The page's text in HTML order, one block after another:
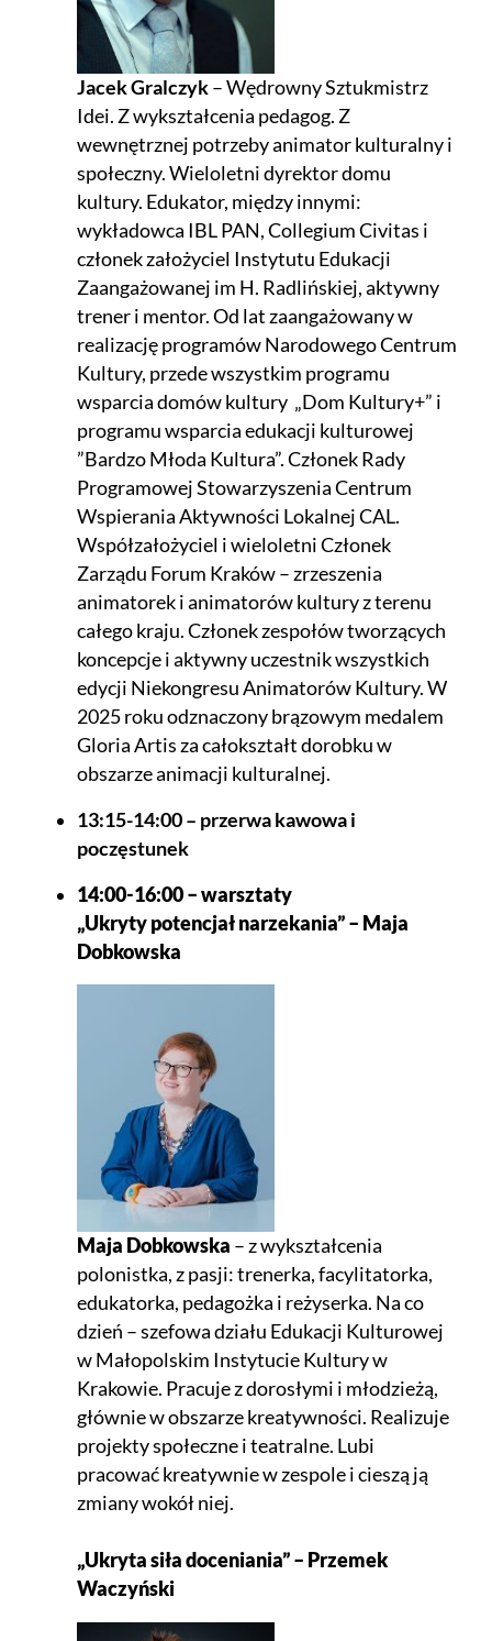
Jacek Gralczyk– Wędrowny Sztukmistrz
Idei. Z wykształcenia pedagog. Z
wewnętrznej potrzeby animator kulturalny i
społeczny. Wieloletni dyrektor domu
kultury. Edukator, między innymi:
wykładowca IBL PAN, Collegium Civitas i
członek założyciel Instytutu Edukacji
Zaangażowanej im H. Radlińskiej, aktywny
trener i mentor. Od lat zaangażowany w
realizację programów Narodowego Centrum
Kultury, przede wszystkim programu
wsparcia domów kultury „Dom Kultury+” i
programu wsparcia edukacji kulturowej
”Bardzo Młoda Kultura”. Członek Rady
Programowej Stowarzyszenia Centrum
Wspierania Aktywności Lokalnej CAL.
Współzałożyciel i wieloletni Członek
Zarządu Forum Kraków – zrzeszenia
animatorek i animatorów kultury z terenu
całego kraju. Członek zespołów tworzących
koncepcje i aktywny uczestnik wszystkich
edycji Niekongresu Animatorów Kultury. W
2025 roku odznaczony brązowym medalem
Gloria Artis za całokształt dorobku w
obszarze animacji kulturalnej.
13:15-14:00 – przerwa kawowa i
poczęstunek
14:00-16:00 – warsztaty
„Ukryty potencjał narzekania” – Maja
Dobkowska
Maja Dobkowska – z wykształcenia
polonistka, z pasji: trenerka, facylitatorka,
edukatorka, pedagożka i reżyserka. Na co
dzień – szefowa działu Edukacji Kulturowej
w Małopolskim Instytucie Kultury w
Krakowie. Pracuje z dorosłymi i młodzieżą,
głównie w obszarze kreatywności. Realizuje
projekty społeczne i teatralne. Lubi
pracować kreatywnie w zespole i cieszą ją
zmiany wokół niej.
„Ukryta siła doceniania” – Przemek
Waczyński